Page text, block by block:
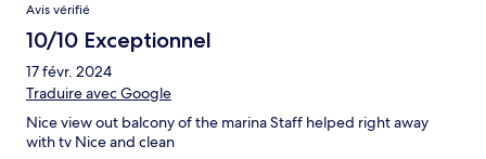
Avis vérifié
10/10 Exceptionnel
17 févr. 2024
Traduire avec Google
Nice view out balcony of the marina Staff helped right away
with tv Nice and clean